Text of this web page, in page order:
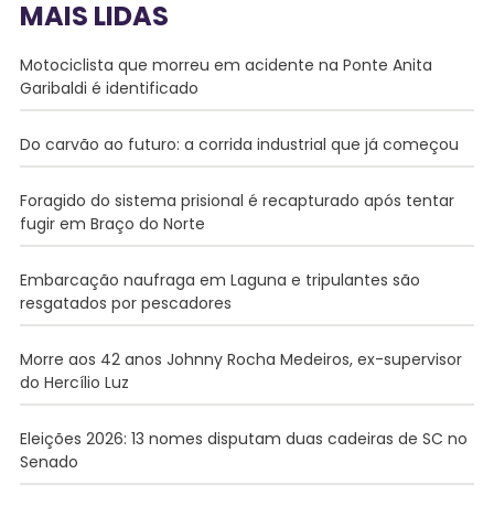
MAIS LIDAS
Motociclista que morreu em acidente na Ponte Anita
Garibaldi é identificado
Do carvão ao futuro: a corrida industrial que já começou
Foragido do sistema prisional é recapturado após tentar
fugir em Braço do Norte
Embarcação naufraga em Laguna e tripulantes são
resgatados por pescadores
Morre aos 42 anos Johnny Rocha Medeiros, ex-supervisor
do Hercílio Luz
Eleições 2026: 13 nomes disputam duas cadeiras de SC no
Senado